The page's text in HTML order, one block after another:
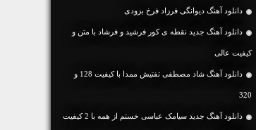
دانلود آهنگ دیوانگی فرزاد فرخ بزودی
دانلود آهنگ جديد نقطه ی کور فرشید و فرشاد با متن و
کیفیت عالی
دانلود آهنگ شاد مصطفی تفتیش ممدا با کیفیت 128 و
320
دانلود آهنگ جديد سیامک عباسی خستم از همه با 2 کیفیت